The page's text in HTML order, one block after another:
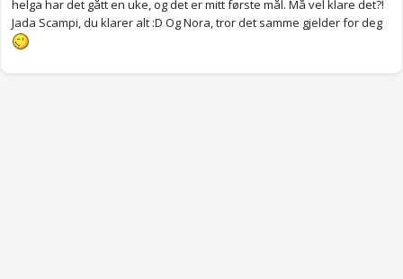
helga har det gått en uke, og det er mitt første mål. Må vel klare det?!
Jada Scampi, du klarer alt :D Og Nora, tror det samme gjelder for deg